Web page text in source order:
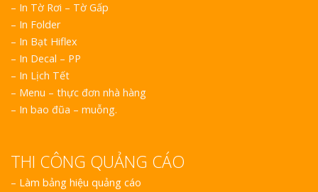
– In Tờ Rơi – Tờ Gấp
– In Folder
– In Bạt Hiflex
– In Decal – PP
– In Lịch Tết
– Menu – thực đơn nhà hàng
– In bao đũa – muỗng.
THI CÔNG QUẢNG CÁO
– Làm bảng hiệu quảng cáo